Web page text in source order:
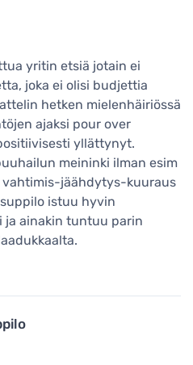
yritin etsiä jotain ei
joka ei olisi budjettia
hetken mielenhäiriössä
ajaksi pour over
yllättynyt.
meininki ilman esim
jäähdytys-kuuraus
istuu hyvin
ja ainakin tuntuu parin